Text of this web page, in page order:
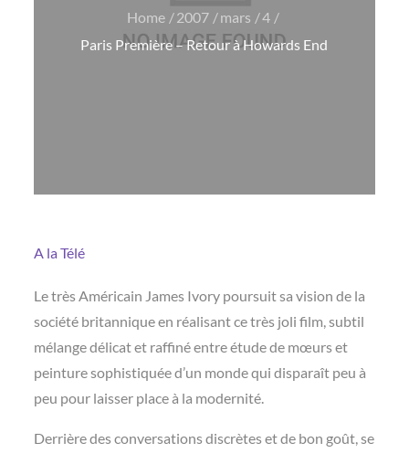
Home 2007 mars
4
Paris Première – Retour à Howards End
A la Télé
Le très Américain James Ivory poursuit sa vision de la
société britannique en réalisant ce très joli film, subtil
mélange délicat et raffiné entre étude de mœurs et
peinture sophistiquée d’un monde qui disparaît peu à
peu pour laisser place à la modernité.
Derrière des conversations discrètes et de bon goût, se